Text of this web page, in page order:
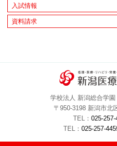
入試情報
資料請求
学校法人 新潟総合学
〒950-3198 新潟市北
TEL： 025-257-
TEL： 025-257-